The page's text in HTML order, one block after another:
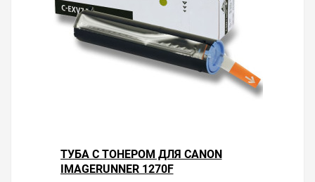
ТУБА С ТОНЕРОМ ДЛЯ CANON
IMAGERUNNER 1270F